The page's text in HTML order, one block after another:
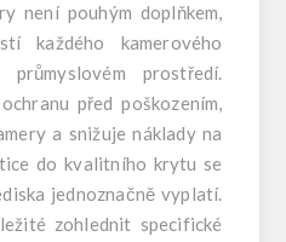
není pouhým doplňkem,
každého kamerového
prostředí.
před poškozením,
a snižuje náklady na
do kvalitního krytu se
jednoznačně vyplatí.
zohlednit specifické